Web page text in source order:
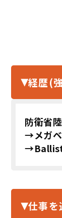
経歴(
防衛省
→メガ
仕事を